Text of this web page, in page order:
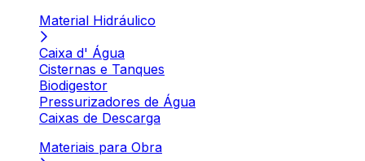
Material Hidráulico
Caixa d' Água
Cisternas e Tanques
Biodigestor
Pressurizadores de Água
Caixas de Descarga
Materiais para Obra